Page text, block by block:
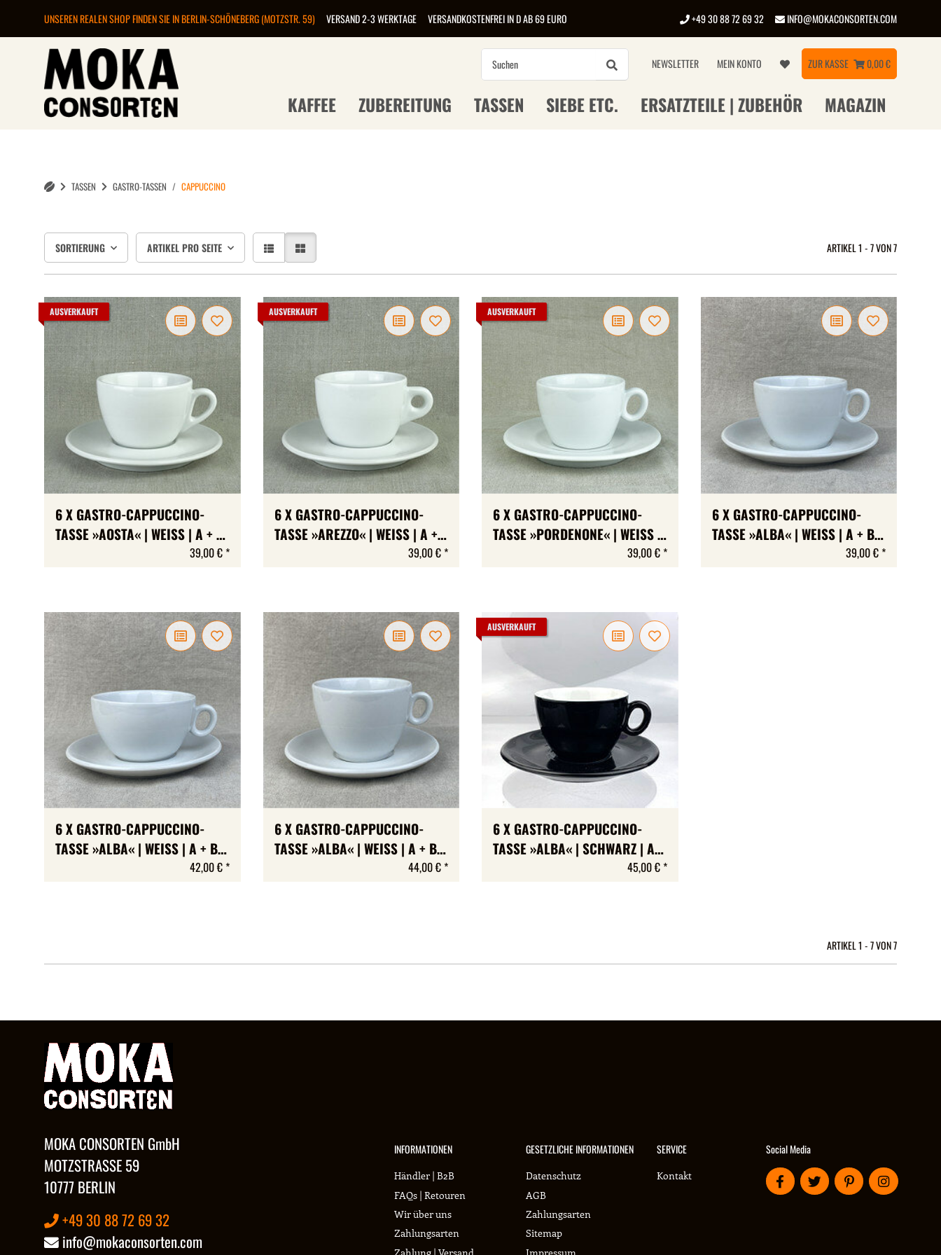
UNSEREN REALEN SHOP FINDEN SIE IN BERLIN-SCHÖNEBERG (MOTZSTR. 59) VERSAND 2-3 WERKTAGE VERSANDKOSTENFREI IN D AB 69 EURO +49 30 88 72 69 32 INFO@MOKACONSORTEN.COM
NEWSLETTER MEIN KONTO ZUR KASSE 0,00 €
KAFFEE ZUBEREITUNG TASSEN SIEBE ETC. ERSATZTEILE | ZUBEHÖR MAGAZIN
TASSEN GASTRO-TASSEN CAPPUCCINO
SORTIERUNG ARTIKEL PRO SEITE ARTIKEL 1 - 7 VON 7
AUSVERKAUFT
6 X GASTRO-CAPPUCCINO-
TASSE »AOSTA« | WEISS | A + B-
39,00 € *
AUSVERKAUFT
6 X GASTRO-CAPPUCCINO-
TASSE »AREZZO« | WEISS | A +
39,00 € *
AUSVERKAUFT
6 X GASTRO-CAPPUCCINO-
TASSE »PORDENONE« | WEISS |
A + B-WARE | MAX 167 ML | 6
39,00 € *
6 X GASTRO-CAPPUCCINO-
TASSE »ALBA« | WEISS | A + B-W
39,00 € *
6 X GASTRO-CAPPUCCINO-
TASSE »ALBA« | WEISS | A + B-W
42,00 € *
6 X GASTRO-CAPPUCCINO-
TASSE »ALBA« | WEISS | A + B-W
44,00 € *
AUSVERKAUFT
6 X GASTRO-CAPPUCCINO-
TASSE »ALBA« | SCHWARZ | A +
45,00 € *
ARTIKEL 1 - 7 VON 7
MOKA CONSORTEN GmbH
MOTZSTRASSE 59
10777 BERLIN
+49 30 88 72 69 32
info@mokaconsorten.com
INFORMATIONEN
Händler | B2B
FAQs | Retouren
Wir über uns
Zahlungsarten
Zahlung | Versand
GESETZLICHE INFORMATIONEN
Datenschutz
AGB
Zahlungsarten
Sitemap
Impressum
SERVICE
Kontakt
Social Media